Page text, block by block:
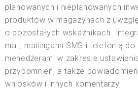
planowanych i nieplanowanych
produktów w magazynach z
o pozostałych wskaźnikach.
mail, mailingami SMS i telefonią do
menedżerami w zakresie
przypomnień, a także
wniosków i innych komentarzy.